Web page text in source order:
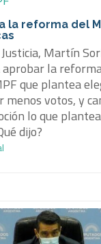
la reforma del
Martín
la
que plantea
menos votos, y
lo que
dijo?